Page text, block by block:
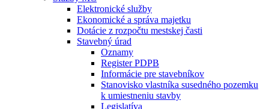
Elektronické služby
Ekonomické a správa majetku
Dotácie z rozpočtu mestskej časti
Stavebný úrad
Oznamy
Register PDPB
Informácie pre stavebníkov
Stanovisko vlastníka susedného pozemku
k umiestneniu stavby
Legislatíva